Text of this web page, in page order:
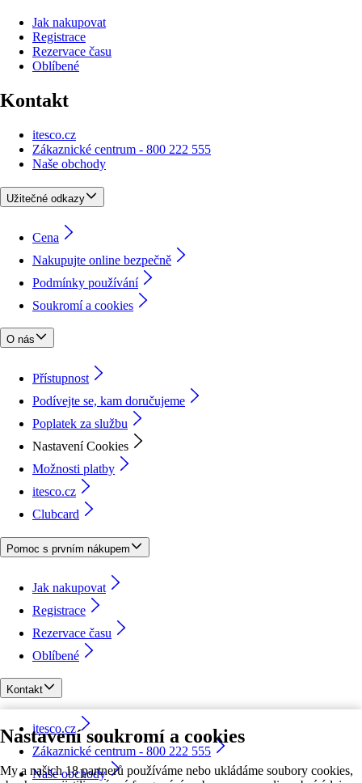
Nastavení soukromí a cookies
My a našich 18 partnerů používáme nebo ukládáme soubory cookies,
Jak nakupovat
Registrace
Rezervace času
Oblíbené
Kontakt
itesco.cz
Zákaznické centrum - 800 222 555
Naše obchody
Užitečné odkazy
Cena
Nakupujte online bezpečně
Podmínky používání
Soukromí a cookies
O nás
Přístupnost
Podívejte se, kam doručujeme
Poplatek za službu
Nastavení Cookies
Možnosti platby
itesco.cz
Clubcard
Pomoc s prvním nákupem
Jak nakupovat
Registrace
Rezervace času
Oblíbené
Kontakt
itesco.cz
Zákaznické centrum - 800 222 555
Naše obchody